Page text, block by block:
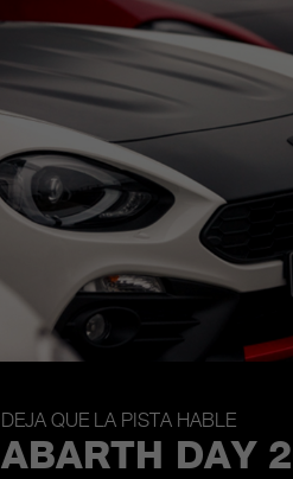
DEJA QUE LA PISTA HABLE
ABARTH DAY